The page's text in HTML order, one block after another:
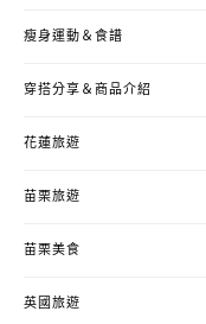
瘦身運動＆食譜
穿搭分享＆商品介紹
花蓮旅遊
苗栗旅遊
苗栗美食
英國旅遊